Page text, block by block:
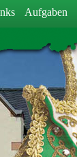
Aufgaben